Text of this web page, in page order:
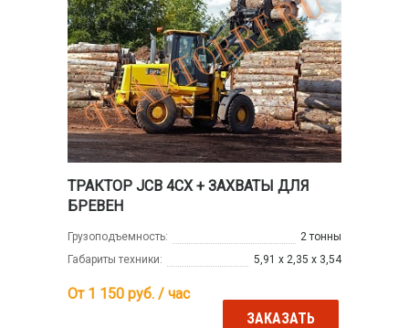
ТРАКТОР JCB 4CX + ЗАХВАТЫ ДЛЯ
БРЕВЕН
Грузоподъемность:
2 тонны
Габариты техники:
5,91 х 2,35 х 3,54
От 1 150 руб. / час
ЗАКАЗАТЬ